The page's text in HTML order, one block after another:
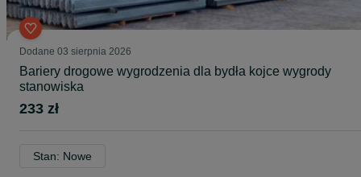
Dodane 03 sierpnia 2026
Bariery drogowe wygrodzenia dla bydła kojce wygrody
stanowiska
233 zł
Stan: Nowe